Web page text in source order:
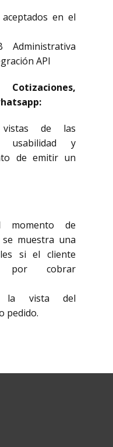
en el
API
vistas de las
usabilidad y
de emitir un
momento de
muestra una
si el cliente
por cobrar
la vista del
pedido.